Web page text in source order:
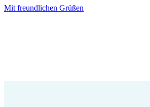
Mit freundlichen Grüßen